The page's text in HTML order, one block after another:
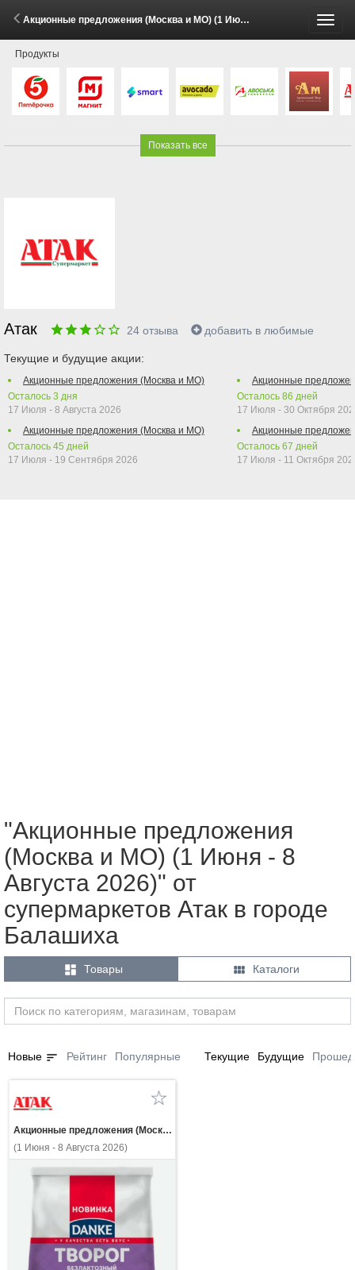
Акционные предложения (Москва и МО) (1 Июня - 8 Августа 2026)
Продукты
Показать все
Атак 24 отзыва добавить в любимые
Текущие и будущие акции:
Акционные предложения (Москва и МО)
Осталось 3 дня
17 Июля - 8 Августа 2026
Акционные предложения (Москва и МО)
Осталось 45 дней
17 Июля - 19 Сентября 2026
Акционные
Осталось 86 дней
17 Июля - 30 Октября
Акционные
Осталось 67 дней
17 Июля - 11 Октября
"Акционные предложения
(Москва и МО) (1 Июня - 8
Августа 2026)" от
супермаркетов Атак в городе
Балашиха
 Товары  Каталоги
Новые sort Рейтинг Популярные Текущие Будущие
Акционные предложения (Москва и МО)
(1 Июня - 8 Августа 2026)